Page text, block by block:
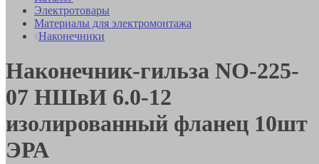
Электротовары
Материалы для электромонтажа
Наконечники
Наконечник-гильза NO-225-
07 НШвИ 6.0-12
изолированный фланец 10шт
ЭРА